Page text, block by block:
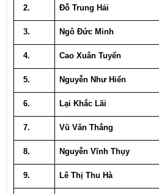
2. Đỗ Trung Hải
3. Ngô Đức Minh
4. Cao Xuân Tuyển
5. Nguyễn Như Hiển
6. Lại Khắc Lãi
7. Vũ Văn Thắng
8. Nguyễn Vĩnh Thụy
9. Lê Thị Thu Hà